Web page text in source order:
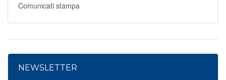
Comunicati stampa
NEWSLETTER